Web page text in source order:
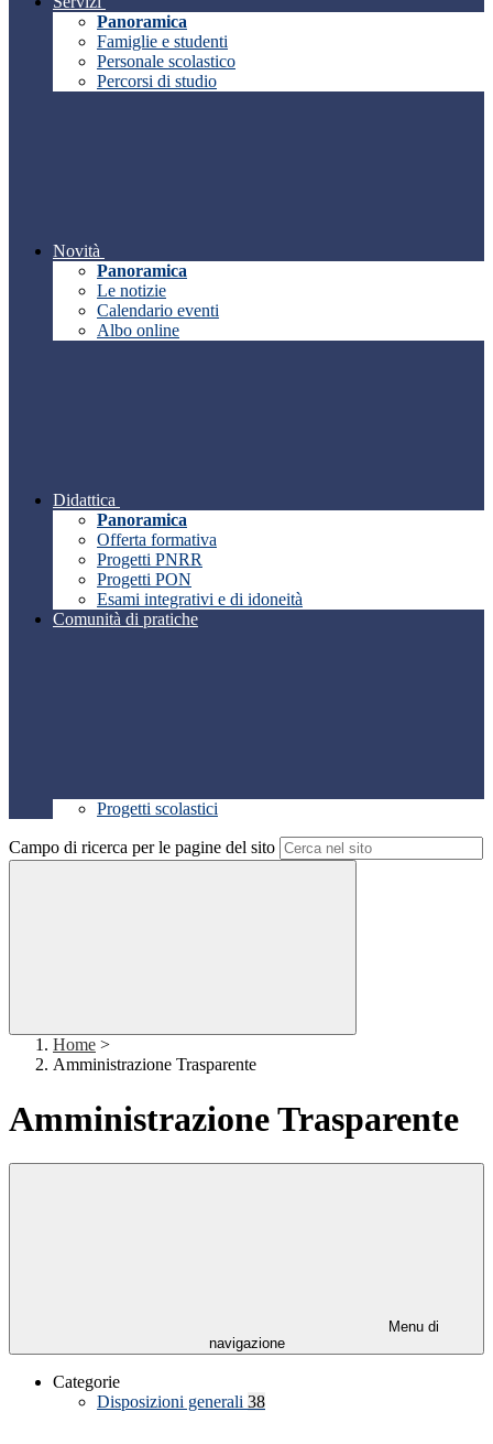
Panoramica
Famiglie e studenti
Personale scolastico
Percorsi di studio
Novità
Panoramica
Le notizie
Calendario eventi
Albo online
Didattica
Panoramica
Offerta formativa
Progetti PNRR
Progetti PON
Esami integrativi e di idoneità
Comunità di pratiche
Progetti scolastici
Campo di ricerca per le pagine del sito
Home >
Amministrazione Trasparente
Amministrazione Trasparente
Menu di
navigazione
Categorie
Disposizioni generali 38